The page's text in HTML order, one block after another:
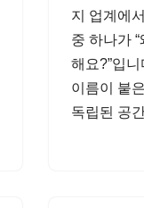
지 업계에
중 하나가
해요?”입
이름이 붙
독립된 공